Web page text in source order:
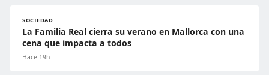
SOCIEDAD
La Familia Real cierra su verano en Mallorca con una
cena que impacta a todos
Hace 19h